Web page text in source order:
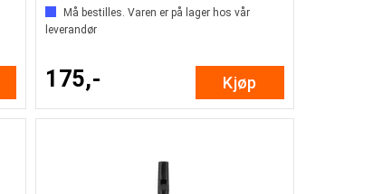
Må bestilles. Varen er på lager hos vår
leverandør
175,- Kjøp